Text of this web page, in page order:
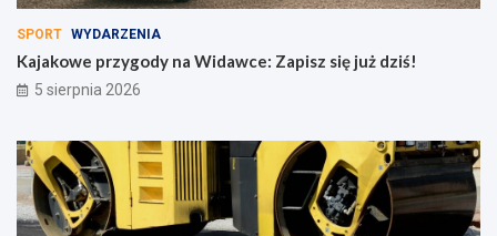
SPORT WYDARZENIA
Kajakowe przygody na Widawce: Zapisz się już dziś!
5 sierpnia 2026